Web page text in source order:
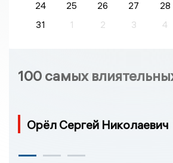
24
25 26 27 28
31
1 2 3 4
100 самых
Орёл Сергей Николаевич